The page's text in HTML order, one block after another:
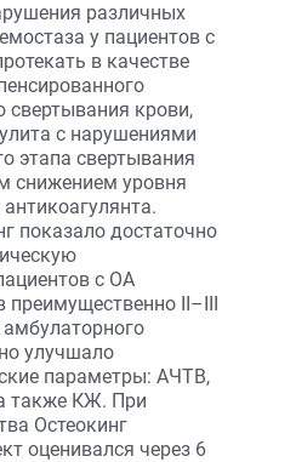
различных
у пациентов с
в качестве
свертывания крови,
с нарушениями
этапа свертывания
снижением уровня
показало достаточно
с ОА
преимущественно II–III
улучшало
параметры: АЧТВ,
также КЖ. При
Остеокинг
оценивался через 6